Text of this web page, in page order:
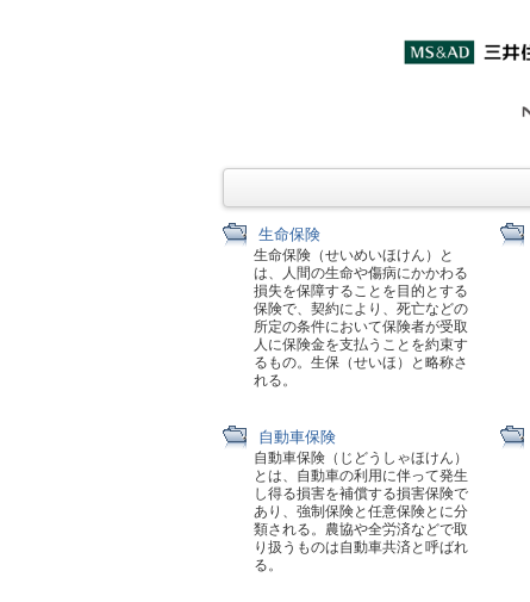
生命保険
生命保険（せいめいほけん）と
は、人間の生命や傷病にかかわる
損失を保障することを目的とする
保険で、契約により、死亡などの
所定の条件において保険者が受取
人に保険金を支払うことを約束す
るもの。生保（せいほ）と略称さ
れる。
自動車保険
自動車保険（じどうしゃほけん）
とは、自動車の利用に伴って発生
し得る損害を補償する損害保険で
あり、強制保険と任意保険とに分
類される。農協や全労済などで取
り扱うものは自動車共済と呼ばれ
る。